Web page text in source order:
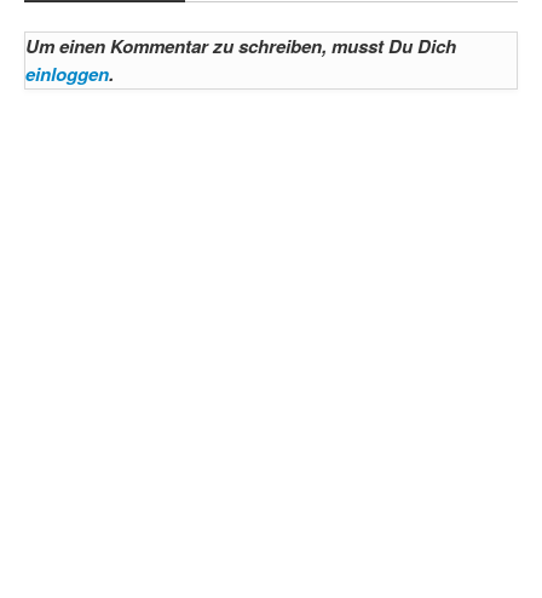
Um einen Kommentar zu schreiben, musst Du Dich
einloggen.